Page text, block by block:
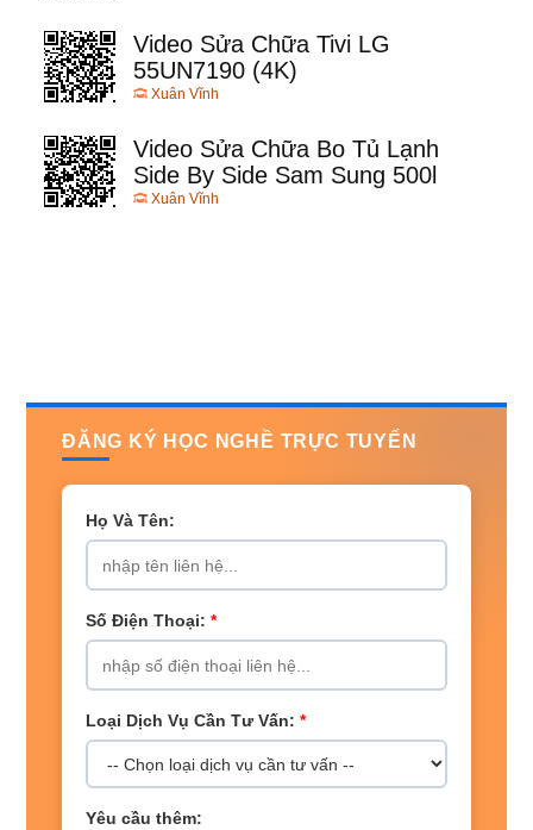
Video Sửa Chữa Tivi LG
55UN7190 (4K)
Xuân Vĩnh
Video Sửa Chữa Bo Tủ Lạnh
Side By Side Sam Sung 500l
Xuân Vĩnh
ĐĂNG KÝ HỌC NGHỀ TRỰC TUYẾN
Họ Và Tên:
Số Điện Thoại: *
Loại Dịch Vụ Cần Tư Vấn: *
Yêu cầu thêm: